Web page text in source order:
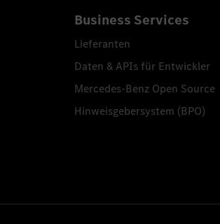
Business Services
Lieferanten
Daten & APIs für Entwickler
Mercedes-Benz Open Source
Hinweisgebersystem (BPO)